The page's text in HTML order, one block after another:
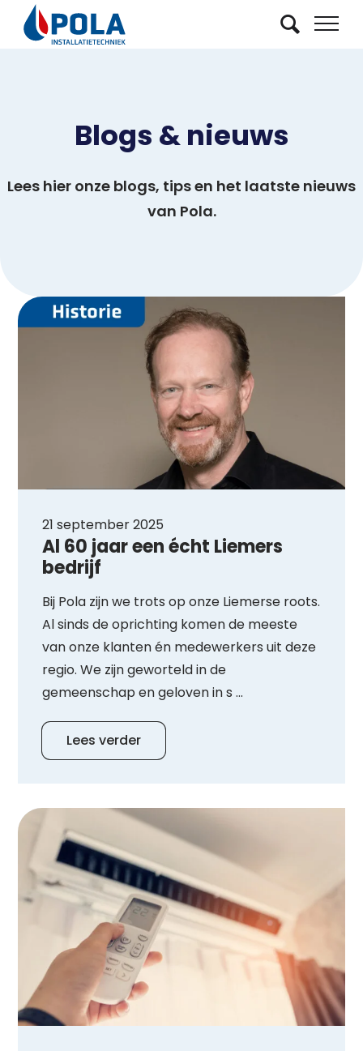
Blogs & nieuws
Lees hier onze blogs, tips en het laatste nieuws
van Pola.
21 september 2025
Al 60 jaar een écht Liemers
bedrijf
Bij Pola zijn we trots op onze Liemerse roots.
Al sinds de oprichting komen de meeste
van onze klanten én medewerkers uit deze
regio. We zijn geworteld in de
gemeenschap en geloven in s ...
Lees verder